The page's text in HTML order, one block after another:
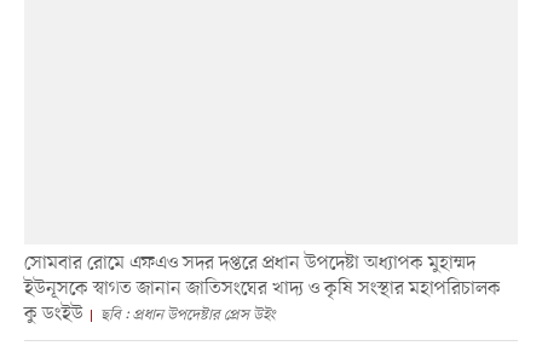
সোমবার রোমে এফএও সদর দপ্তরে প্রধান উপদেষ্টা অধ্যাপক মুহাম্মদ
ইউনূসকে স্বাগত জানান জাতিসংঘের খাদ্য ও কৃষি সংস্থার মহাপরিচালক
কু ডংইউ
ছবি : প্রধান উপদেষ্টার প্রেস উইং